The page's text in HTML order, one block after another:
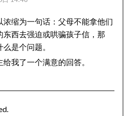
浓缩为一句话：父母不能拿他们
东西去强迫或哄骗孩子信，那
是个问题。
我了一个满意的回答。